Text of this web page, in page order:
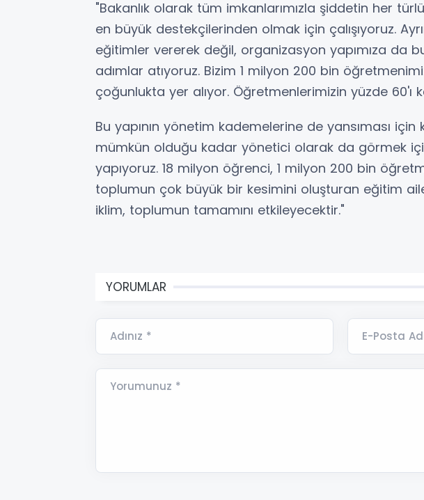
"Bakanlık olarak tüm imkanlarımızla şiddetin her
en büyük destekçilerinden olmak için çalışıyoruz.
eğitimler vererek değil, organizasyon yapımıza da
adımlar atıyoruz. Bizim 1 milyon 200 bin
çoğunlukta yer alıyor. Öğretmenlerimizin yüzde 60'ı
Bu yapının yönetim kademelerine de yansıması için
mümkün olduğu kadar yönetici olarak da görmek
yapıyoruz. 18 milyon öğrenci, 1 milyon 200 bin
toplumun çok büyük bir kesimini oluşturan eğitim
iklim, toplumun tamamını etkileyecektir."
YORUMLAR
Adınız * E-Posta
Yorumunuz *